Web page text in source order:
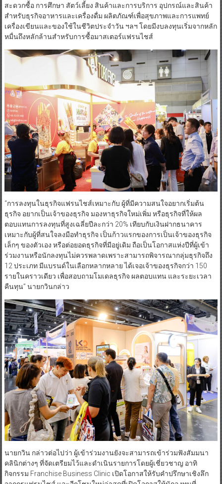
สะดวกซื้อ การศึกษา สัตว์เลี้ยง สินค้าและการบริการ อุปกรณ์และสินค้า
สำหรับธุรกิจอาหารและเครื่องดื่ม ผลิตภัณฑ์เพื่อสุขภาพและการแพทย์
เครื่องเขียนและของใช้ในชีวิตประจำวัน ฯลฯ โดยมีงบลงทุนเริ่มจากหลัก
หมื่นถึงหลักล้านสำหรับการซื้อมาสเตอร์แฟรนไชส์
“การลงทุนในธุรกิจแฟรนไชส์เหมาะกับ ผู้ที่มีความสนใจอยากเริ่มต้น
ธุรกิจ อยากเป็นเจ้าของธุรกิจ มองหาธุรกิจใหม่เพิ่ม หรือธุรกิจที่ให้ผล
ตอบแทนการลงทุนที่สูงเฉลี่ยปีละกว่า 20% เทียบกับเงินฝากธนาคาร
เหมาะกับผู้ที่สนใจลงมือทำธุรกิจ เป็นก้าวแรกของการเป็นเจ้าของธุรกิจ
เล็กๆ ของตัวเอง หรือต่อยอดธุรกิจที่มีอยู่เดิม ถือเป็นโอกาสแห่งปีที่ผู้เข้า
ร่วมงานหรือนักลงทุนไม่ควรพลาดเพราะสามารถพิจารณากลุ่มธุรกิจถึง
12 ประเภท มีแบรนด์ในเลือกหลากหลาย ได้เจอเจ้าของธุรกิจกว่า 150
รายในคราวเดียว เพื่อสอบถามโมเดลธุรกิจ ผลตอบแทน และระยะเวลา
คืนทุน” นายกวินกล่าว
นายกวิน กล่าวต่อไปว่า ผู้เข้าร่วมงานยังจะสามารถเข้าร่วมฟังสัมมนา
คลินิกต่างๆ ที่จัดเตรียมไว้และดำเนินรายการโดยผู้เชี่ยวชาญ อาทิ
กิจกรรม Franchise Business Clinic เปิดโอกาสให้รับคำปรึกษาเชิงลึก